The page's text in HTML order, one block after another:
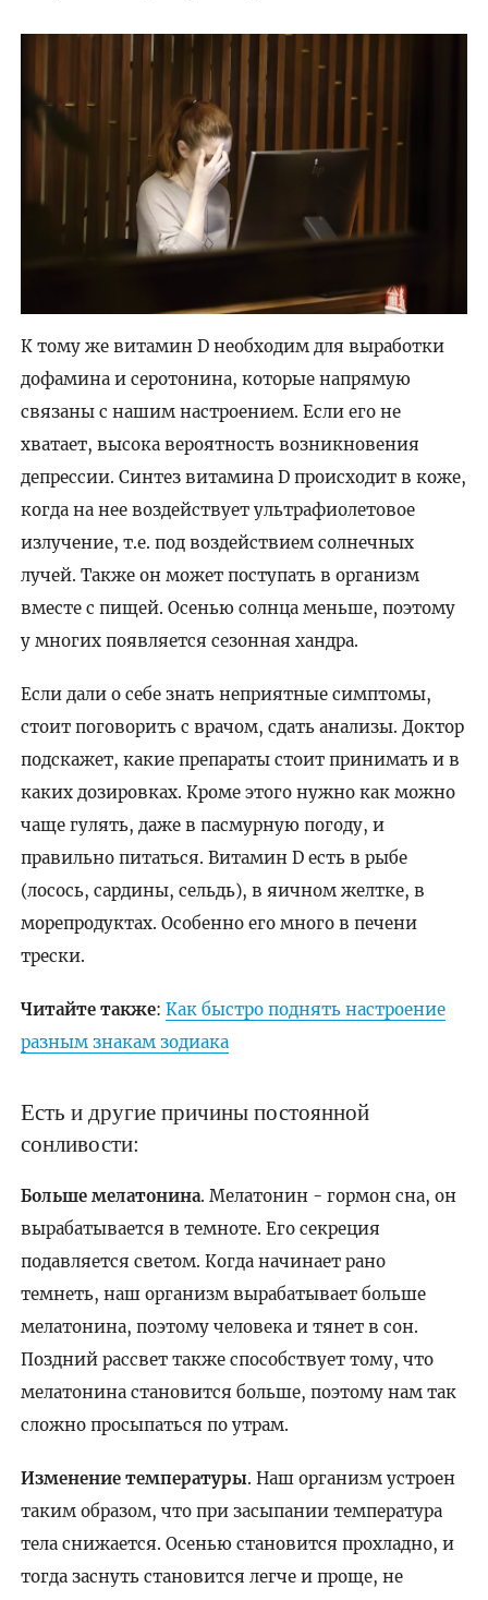
К тому же витамин D необходим для выработки
дофамина и серотонина, которые напрямую
связаны с нашим настроением. Если его не
хватает, высока вероятность возникновения
депрессии. Синтез витамина D происходит в коже,
когда на нее воздействует ультрафиолетовое
излучение, т.е. под воздействием солнечных
лучей. Также он может поступать в организм
вместе с пищей. Осенью солнца меньше, поэтому
у многих появляется сезонная хандра.
Если дали о себе знать неприятные симптомы,
стоит поговорить с врачом, сдать анализы. Доктор
подскажет, какие препараты стоит принимать и в
каких дозировках. Кроме этого нужно как можно
чаще гулять, даже в пасмурную погоду, и
правильно питаться. Витамин D есть в рыбе
(лосось, сардины, сельдь), в яичном желтке, в
морепродуктах. Особенно его много в печени
трески.
Читайте также: Как быстро поднять настроение
разным знакам зодиака
Есть и другие причины постоянной
сонливости:
Больше мелатонина. Мелатонин - гормон сна, он
вырабатывается в темноте. Его секреция
подавляется светом. Когда начинает рано
темнеть, наш организм вырабатывает больше
мелатонина, поэтому человека и тянет в сон.
Поздний рассвет также способствует тому, что
мелатонина становится больше, поэтому нам так
сложно просыпаться по утрам.
Изменение температуры. Наш организм устроен
таким образом, что при засыпании температура
тела снижается. Осенью становится прохладно, и
тогда заснуть становится легче и проще, не